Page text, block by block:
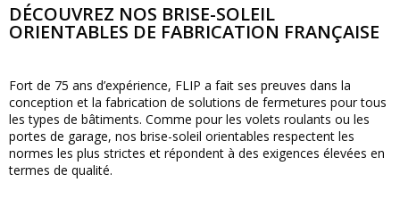
DÉCOUVREZ NOS BRISE-SOLEIL
ORIENTABLES DE FABRICATION FRANÇAISE
Fort de 75 ans d’expérience, FLIP a fait ses preuves dans la
conception et la fabrication de solutions de fermetures pour tous
les types de bâtiments. Comme pour les volets roulants ou les
portes de garage, nos brise-soleil orientables respectent les
normes les plus strictes et répondent à des exigences élevées en
termes de qualité.